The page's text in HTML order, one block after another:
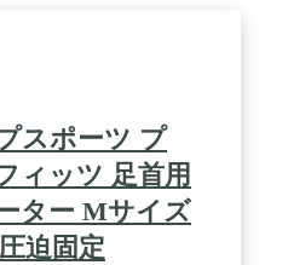
材（75%ナイロン、25％
ンダルやスリッパ・スニ
ズにもご使用いただけア
利用いただけます。ワー
性がよく、湿気を逃しな
しっかり行います。 / ✅
れ、医療用着圧ソックス
でその技術を元に開発さ
販売されています。 /
不具合があった場合は無
ます。
スポーツ プ
ィッツ 足首用
ター Mサイズ
迫固定